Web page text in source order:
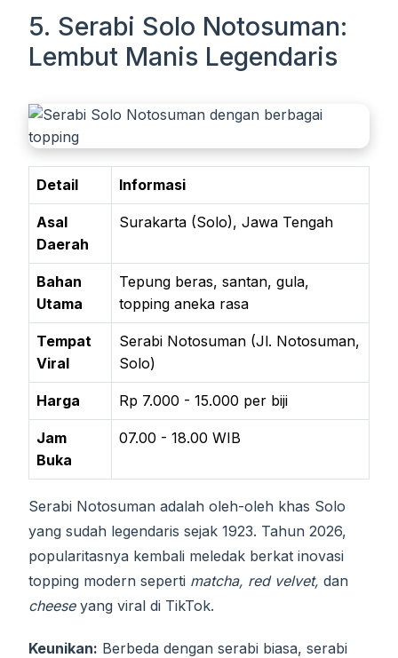
5. Serabi Solo Notosuman:
Lembut Manis Legendaris
Detail Informasi
Asal
Daerah
Surakarta (Solo), Jawa Tengah
Bahan
Utama
Tepung beras, santan, gula,
topping aneka rasa
Tempat
Viral
Serabi Notosuman (Jl. Notosuman,
Solo)
Harga Rp 7.000 - 15.000 per biji
Jam
Buka
07.00 - 18.00 WIB
Serabi Notosuman adalah oleh-oleh khas Solo
yang sudah legendaris sejak 1923. Tahun 2026,
popularitasnya kembali meledak berkat inovasi
topping modern seperti matcha, red velvet, dan
cheeseyang viral di TikTok.
Keunikan: Berbeda dengan serabi biasa, serabi